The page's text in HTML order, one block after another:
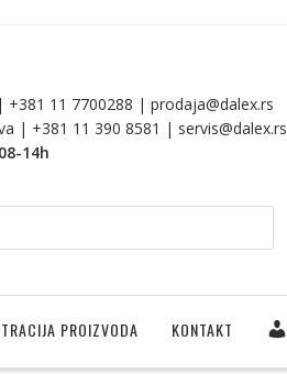
+381 11 7700288 | prodaja@dalex.rs
| +381 11 390 8581 | servis@dalex.rs
14h
PROIZVODA KONTAKT